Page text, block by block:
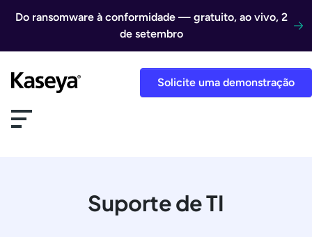
Do ransomware à conformidade — gratuito, ao vivo, 2
de setembro
Solicite uma demonstração
Suporte de TI